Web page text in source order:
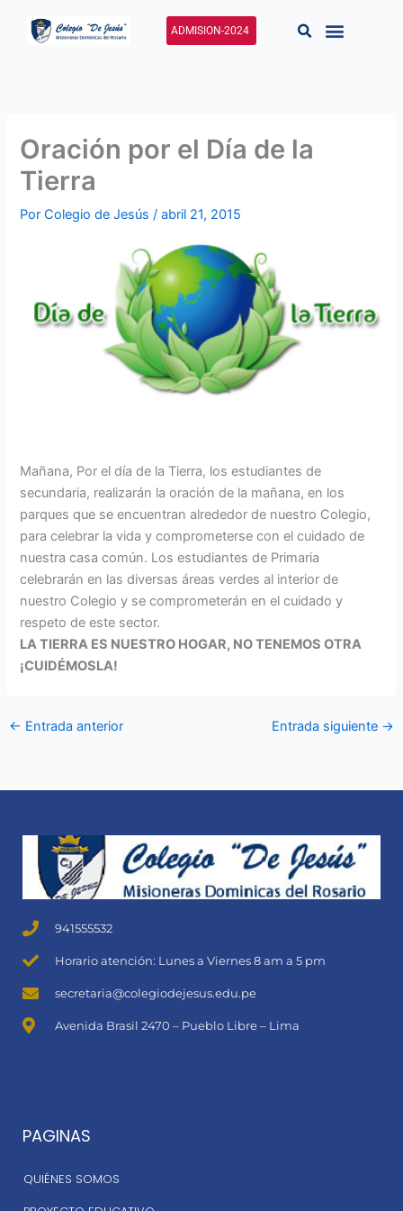
ADMISION-2024
Oración por el Día de la
Tierra
PorColegio de Jesús/abril 21, 2015
Mañana, Por el día de la Tierra, los estudiantes de
secundaria, realizarán la oración de la mañana, en los
parques que se encuentran alrededor de nuestro Colegio,
para celebrar la vida y comprometerse con el cuidado de
nuestra casa común. Los estudiantes de Primaria
celebrarán en las diversas áreas verdes al interior de
nuestro Colegio y se comprometerán en el cuidado y
respeto de este sector.
LA TIERRA ES NUESTRO HOGAR, NO TENEMOS OTRA
¡CUIDÉMOSLA!
← Entrada anterior Entrada siguiente →
941555532
Horario atención: Lunes a Viernes 8 am a 5 pm
secretaria@colegiodejesus.edu.pe
Avenida Brasil 2470 – Pueblo Libre – Lima
PAGINAS
QUIÉNES SOMOS